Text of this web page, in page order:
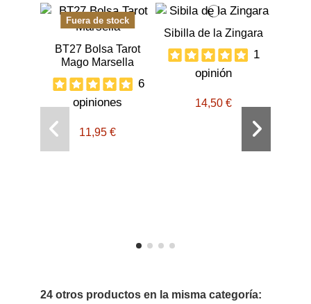
Fuera de stock
BT27 Bolsa Tarot
Mago Marsella
6
opiniones
11,95 €
Sibilla de la Zingara
1
opinión
14,50 €
24 otros productos en la misma categoría: